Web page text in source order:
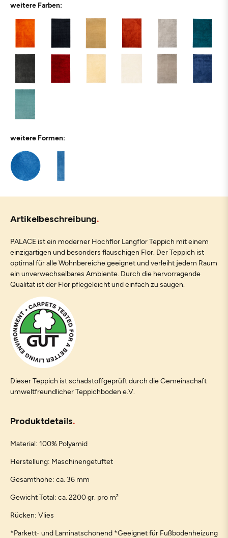
weitere Farben:
weitere Formen:
Artikelbeschreibung
PALACE ist ein moderner Hochflor Langflor Teppich mit einem
einzigartigen und besonders flauschigen Flor. Der Teppich ist
optimal für alle Wohnbereiche geeignet und verleiht jedem Raum
ein unverwechselbares Ambiente. Durch die hervorragende
Qualität ist der Flor pflegeleicht und einfach zu saugen.
Dieser Teppich ist schadstoffgeprüft durch die Gemeinschaft
umweltfreundlicher Teppichboden e.V.
Produktdetails
Material: 100% Polyamid
Herstellung: Maschinengetuftet
Gesamthöhe: ca. 36 mm
Gewicht Total: ca. 2200 gr. pro m²
Rücken: Vlies
*Parkett- und Laminatschonend *Geeignet für Fußbodenheizung